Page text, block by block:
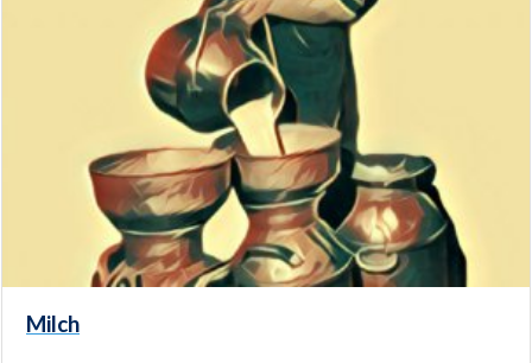
Milch